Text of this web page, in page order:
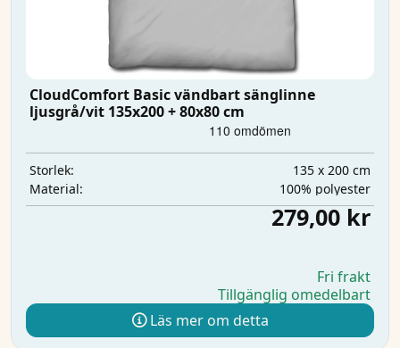
CloudComfort Basic vändbart sänglinne
ljusgrå/vit 135x200 + 80x80 cm
Storlek:
135 x 200 cm
Material:
100% polyester
279,00 kr
Fri frakt
Tillgänglig omedelbart
Läs mer om detta